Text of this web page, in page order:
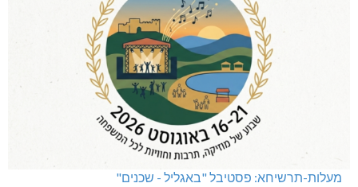
מעלות-תרשיחא: פסטיבל "באגליל - שכנים"